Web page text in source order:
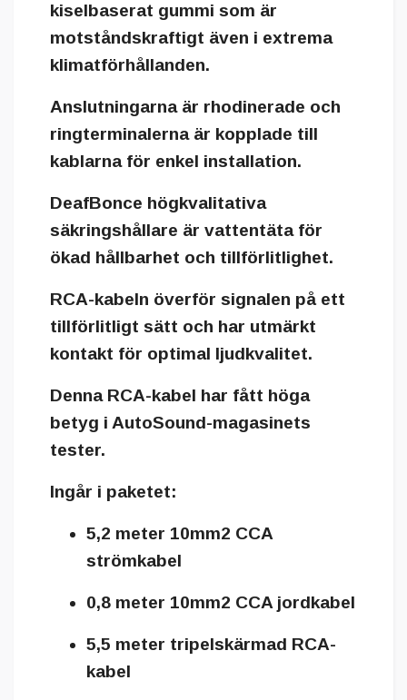
kiselbaserat gummi som är
motståndskraftigt även i extrema
klimatförhållanden.
Anslutningarna är rhodinerade och
ringterminalerna är kopplade till
kablarna för enkel installation.
DeafBonce högkvalitativa
säkringshållare är vattentäta för
ökad hållbarhet och tillförlitlighet.
RCA-kabeln överför signalen på ett
tillförlitligt sätt och har utmärkt
kontakt för optimal ljudkvalitet.
Denna RCA-kabel har fått höga
betyg i AutoSound-magasinets
tester.
Ingår i paketet:
5,2 meter 10mm2 CCA
strömkabel
0,8 meter 10mm2 CCA jordkabel
5,5 meter tripelskärmad RCA-
kabel